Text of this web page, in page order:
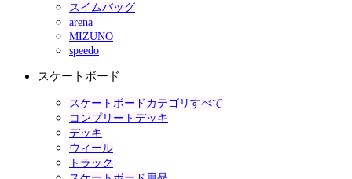
スイムバッグ
arena
MIZUNO
speedo
スケートボード
スケートボードカテゴリすべて
コンプリートデッキ
デッキ
ウィール
トラック